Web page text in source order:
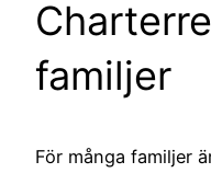
familjer
För många familjer